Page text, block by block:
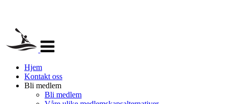
navigasjon
Hjem
Kontakt oss
Bli medlem
Bli medlem